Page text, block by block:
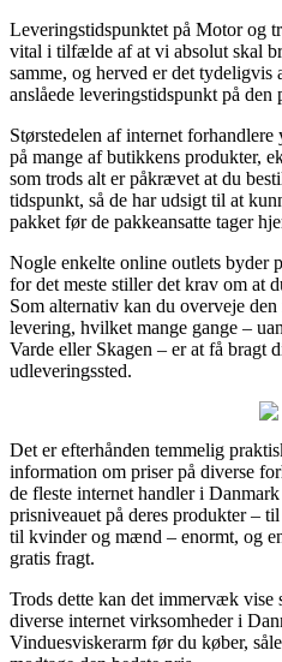
Leveringstidspunktet på Motor og
vital i tilfælde af at vi absolut skal
samme, og herved er det tydeligvis
anslåede leveringstidspunkt på den
Størstedelen af internet
på mange af butikkens produkter,
som trods alt er påkrævet at du
tidspunkt, så de har udsigt til at
pakket før de pakkeansatte tager
Nogle enkelte online outlets byder
for det meste stiller det krav om at
Som alternativ kan du overveje
levering, hvilket mange gange –
Varde eller Skagen – er at få bragt
udleveringssted.
Det er efterhånden temmelig
information om priser på diverse
de fleste internet handler i
prisniveauet på deres produkter –
til kvinder og mænd – enormt, og
gratis fragt.
Trods dette kan det immervæk
diverse internet virksomheder i
Vinduesviskerarm før du køber,